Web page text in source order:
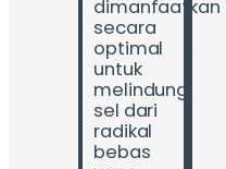
dimanfaatkan
secara
optimal
untuk
melindungi
sel dari
radikal
bebas